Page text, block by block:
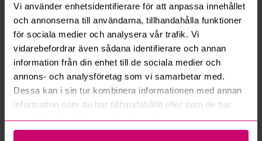
Vi använder enhetsidentifierare för att anpassa innehållet
och annonserna till användarna, tillhandahålla funktioner
för sociala medier och analysera vår trafik. Vi
vidarebefordrar även sådana identifierare och annan
information från din enhet till de sociala medier och
annons- och analysföretag som vi samarbetar med.
Dessa kan i sin tur kombinera informationen med annan
information som du har tillhandahållit eller som de har
samlat in när du har använt deras tjänster.
Kan ni frakta mina vunna objekt?
Läs fler frågor och svar
Mer från samma kategori
Milwaukee Milwaukee